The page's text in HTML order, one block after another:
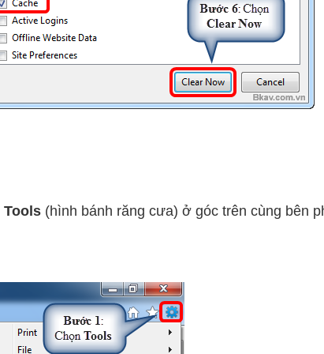
Tools (hình bánh răng cưa) ở góc trên cùng bên